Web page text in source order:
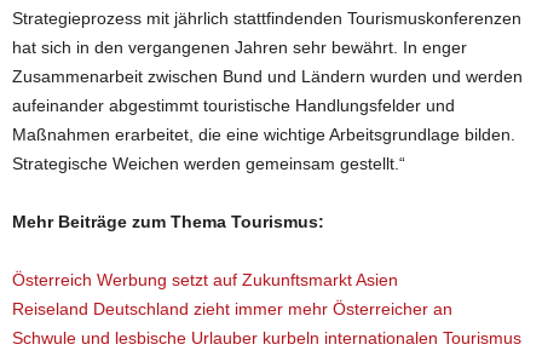
Strategieprozess mit jährlich stattfindenden Tourismuskonferenzen
hat sich in den vergangenen Jahren sehr bewährt. In enger
Zusammenarbeit zwischen Bund und Ländern wurden und werden
aufeinander abgestimmt touristische Handlungsfelder und
Maßnahmen erarbeitet, die eine wichtige Arbeitsgrundlage bilden.
Strategische Weichen werden gemeinsam gestellt.“
Mehr Beiträge zum Thema Tourismus:
Österreich Werbung setzt auf Zukunftsmarkt Asien
Reiseland Deutschland zieht immer mehr Österreicher an
Schwule und lesbische Urlauber kurbeln internationalen Tourismus